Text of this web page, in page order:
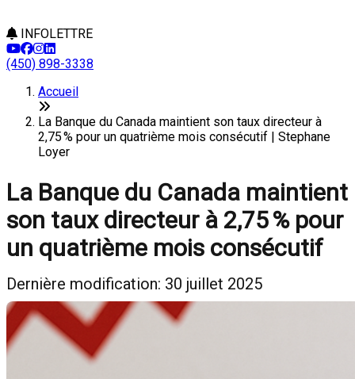
INFOLETTRE
(450) 898-3338
Accueil
La Banque du Canada maintient son taux directeur à
2,75 % pour un quatrième mois consécutif | Stephane
Loyer
La Banque du Canada maintient
son taux directeur à 2,75 % pour
un quatrième mois consécutif
Dernière modification: 30 juillet 2025